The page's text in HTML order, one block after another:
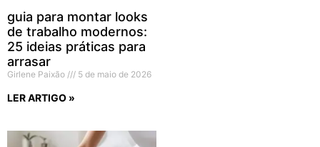
guia para montar looks
de trabalho modernos:
25 ideias práticas para
arrasar
Girlene Paixão 5 de maio de 2026
LER ARTIGO »